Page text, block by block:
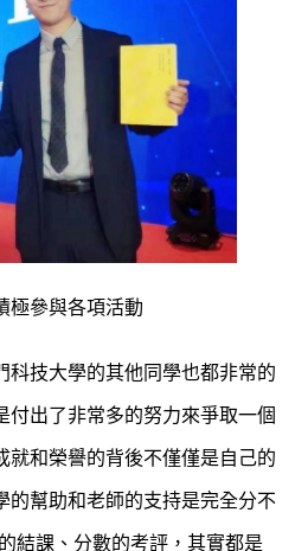
極參與各項活動
科技大學的其他同學也都非常的
付出了非常多的努力來爭取一個
就和榮譽的背後不僅僅是自己的
的幫助和老師的支持是完全分不
結課、分數的考評，其實都是